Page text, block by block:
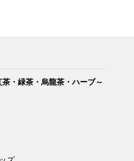
・緑茶・烏龍茶・ハーブ～